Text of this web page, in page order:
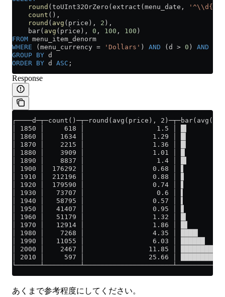
    round
(toUInt32OrZero(extract(menu_date,
'^\\d{4}'
    count
(),
    round
( avg (price), 2 ),
    bar(
avg (price), 0 , 100 , 100 )
FROM menu_item_denorm
WHERE (menu_currency = 'Dollars' ) AND (d > 0 ) AND
GROUP BY d
ORDER BY d ASC ;
Response
┌────d─┬─count()─┬─round(avg(price),
│ 1850 │     618 │                  1.5 │ █▍
│ 1860 │    1634 │                 1.29 │ █▎
│ 1870 │    2215 │                 1.36 │ █▎
│ 1880 │    3909 │                 1.01 │ █
│ 1890 │    8837 │                  1.4 │ █▍
│ 1900 │  176292 │                 0.68 │ ▋
│ 1910 │  212196 │                 0.88 │ ▊
│ 1920 │  179590 │                 0.74 │ ▋
│ 1930 │   73707 │                  0.6 │ ▌
│ 1940 │   58795 │                 0.57 │ ▌
│ 1950 │   41407 │                 0.95 │ ▊
│ 1960 │   51179 │                 1.32 │ █▎
│ 1970 │   12914 │                 1.86 │ █▋
│ 1980 │    7268 │                 4.35 │ ████▎
│ 1990 │   11055 │                 6.03 │
│ 2000 │    2467 │                11.85 │
│ 2010 │     597 │                25.66 │
あくまで参考程度にしてください。